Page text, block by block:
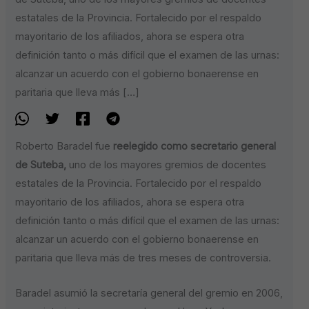
estatales de la Provincia. Fortalecido por el respaldo
mayoritario de los afiliados, ahora se espera otra
definición tanto o más difícil que el examen de las urnas:
alcanzar un acuerdo con el gobierno bonaerense en
paritaria que lleva más […]
Roberto Baradel fue reelegido como secretario general
de Suteba, uno de los mayores gremios de docentes
estatales de la Provincia. Fortalecido por el respaldo
mayoritario de los afiliados, ahora se espera otra
definición tanto o más difícil que el examen de las urnas:
alcanzar un acuerdo con el gobierno bonaerense en
paritaria que lleva más de tres meses de controversia.
Baradel asumió la secretaría general del gremio en 2006,